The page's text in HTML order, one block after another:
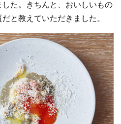
た。きちんと、おいしいもの
と教えていただきました。